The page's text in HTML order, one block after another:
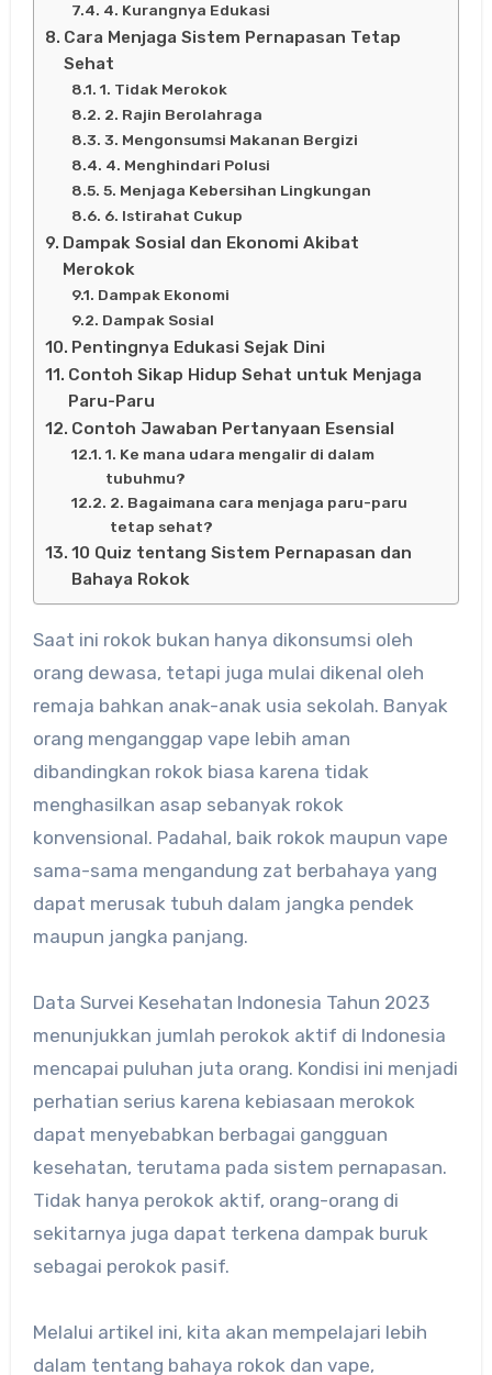
4. Kurangnya Edukasi
Cara Menjaga Sistem Pernapasan Tetap
Sehat
1. Tidak Merokok
2. Rajin Berolahraga
3. Mengonsumsi Makanan Bergizi
4. Menghindari Polusi
5. Menjaga Kebersihan Lingkungan
6. Istirahat Cukup
Dampak Sosial dan Ekonomi Akibat
Merokok
Dampak Ekonomi
Dampak Sosial
Pentingnya Edukasi Sejak Dini
Contoh Sikap Hidup Sehat untuk Menjaga
Paru-Paru
Contoh Jawaban Pertanyaan Esensial
1. Ke mana udara mengalir di dalam
tubuhmu?
2. Bagaimana cara menjaga paru-paru
tetap sehat?
10 Quiz tentang Sistem Pernapasan dan
Bahaya Rokok
Saat ini rokok bukan hanya dikonsumsi oleh
orang dewasa, tetapi juga mulai dikenal oleh
remaja bahkan anak-anak usia sekolah. Banyak
orang menganggap vape lebih aman
dibandingkan rokok biasa karena tidak
menghasilkan asap sebanyak rokok
konvensional. Padahal, baik rokok maupun vape
sama-sama mengandung zat berbahaya yang
dapat merusak tubuh dalam jangka pendek
maupun jangka panjang.
Data Survei Kesehatan Indonesia Tahun 2023
menunjukkan jumlah perokok aktif di Indonesia
mencapai puluhan juta orang. Kondisi ini menjadi
perhatian serius karena kebiasaan merokok
dapat menyebabkan berbagai gangguan
kesehatan, terutama pada sistem pernapasan.
Tidak hanya perokok aktif, orang-orang di
sekitarnya juga dapat terkena dampak buruk
sebagai perokok pasif.
Melalui artikel ini, kita akan mempelajari lebih
dalam tentang bahaya rokok dan vape,